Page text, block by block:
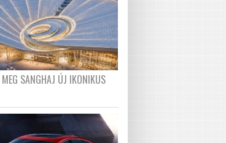
SANGHAJ ÚJ IKONIKUS